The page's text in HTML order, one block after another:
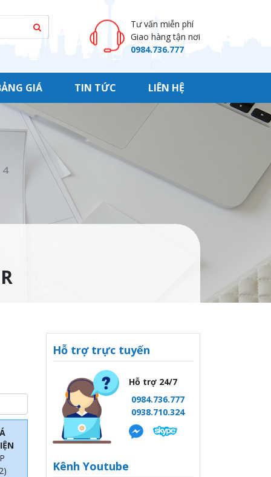
Tư vấn miễn phí
Giao hàng tận nơi
0984.736.777
GIÁ TIN TỨC LIÊN HỆ
Hỗ trợ trực tuyến
Hỗ trợ 24/7
0984.736.777
0938.710.324
Kênh Youtube